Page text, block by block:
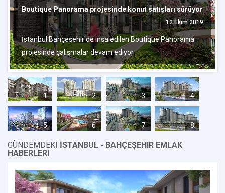
Boutique Panorama projesinde konut satışları sürüyor
12 Ekim 2019
İstanbul Bahçeşehir'de inşa edilen Boutique Panorama
projesinde çalışmalar devam ediyor.
1 2 3 4
5 6 7 8
GÜNDEMDEKI İSTANBUL - BAHÇEŞEHIR EMLAK
HABERLERI